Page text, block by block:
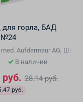
горла, БАД
№24
med. Aufdermaur AG,
В наличии
28.14 руб.
руб.